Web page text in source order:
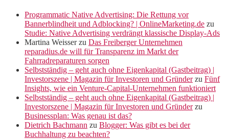
Programmatic Native Advertising: Die Rettung vor
Bannerblindheit und Adblocking? | OnlineMarketing.de zu
Studie: Native Advertising verdrängt klassische Display-Ads
Martina Weisserzu Das Freiberger Unternehmen
reparadius.de will für Transparenz im Markt der
Fahrradreparaturen sorgen
Selbstständig – geht auch ohne Eigenkapital (Gastbeitrag) |
Investorszene | Magazin für Investoren und Gründerzu Fünf
Insights, wie ein Venture-Capital-Unternehmen funktioniert
Selbstständig – geht auch ohne Eigenkapital (Gastbeitrag) |
Investorszene | Magazin für Investoren und Gründerzu
Businessplan: Was genau ist das?
Dietrich Bachmann zu Blogger: Was gibt es bei der
Buchhaltung zu beachten?